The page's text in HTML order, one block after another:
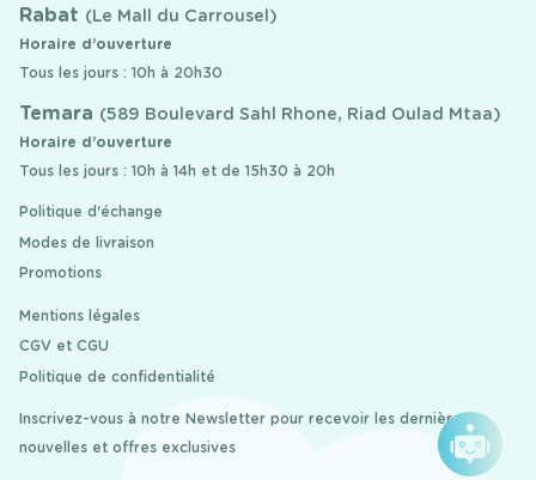
Rabat (Le Mall du Carrousel)
Horaire d’ouverture
Tous les jours : 10h à 20h30
Temara (589 Boulevard Sahl Rhone, Riad Oulad Mtaa)
Horaire d’ouverture
Tous les jours : 10h à 14h et de 15h30 à 20h
Politique d'échange
Modes de livraison
Promotions
Mentions légales
CGV et CGU
Politique de confidentialité
Inscrivez-vous à notre Newsletter pour recevoir les dernières
nouvelles et offres exclusives